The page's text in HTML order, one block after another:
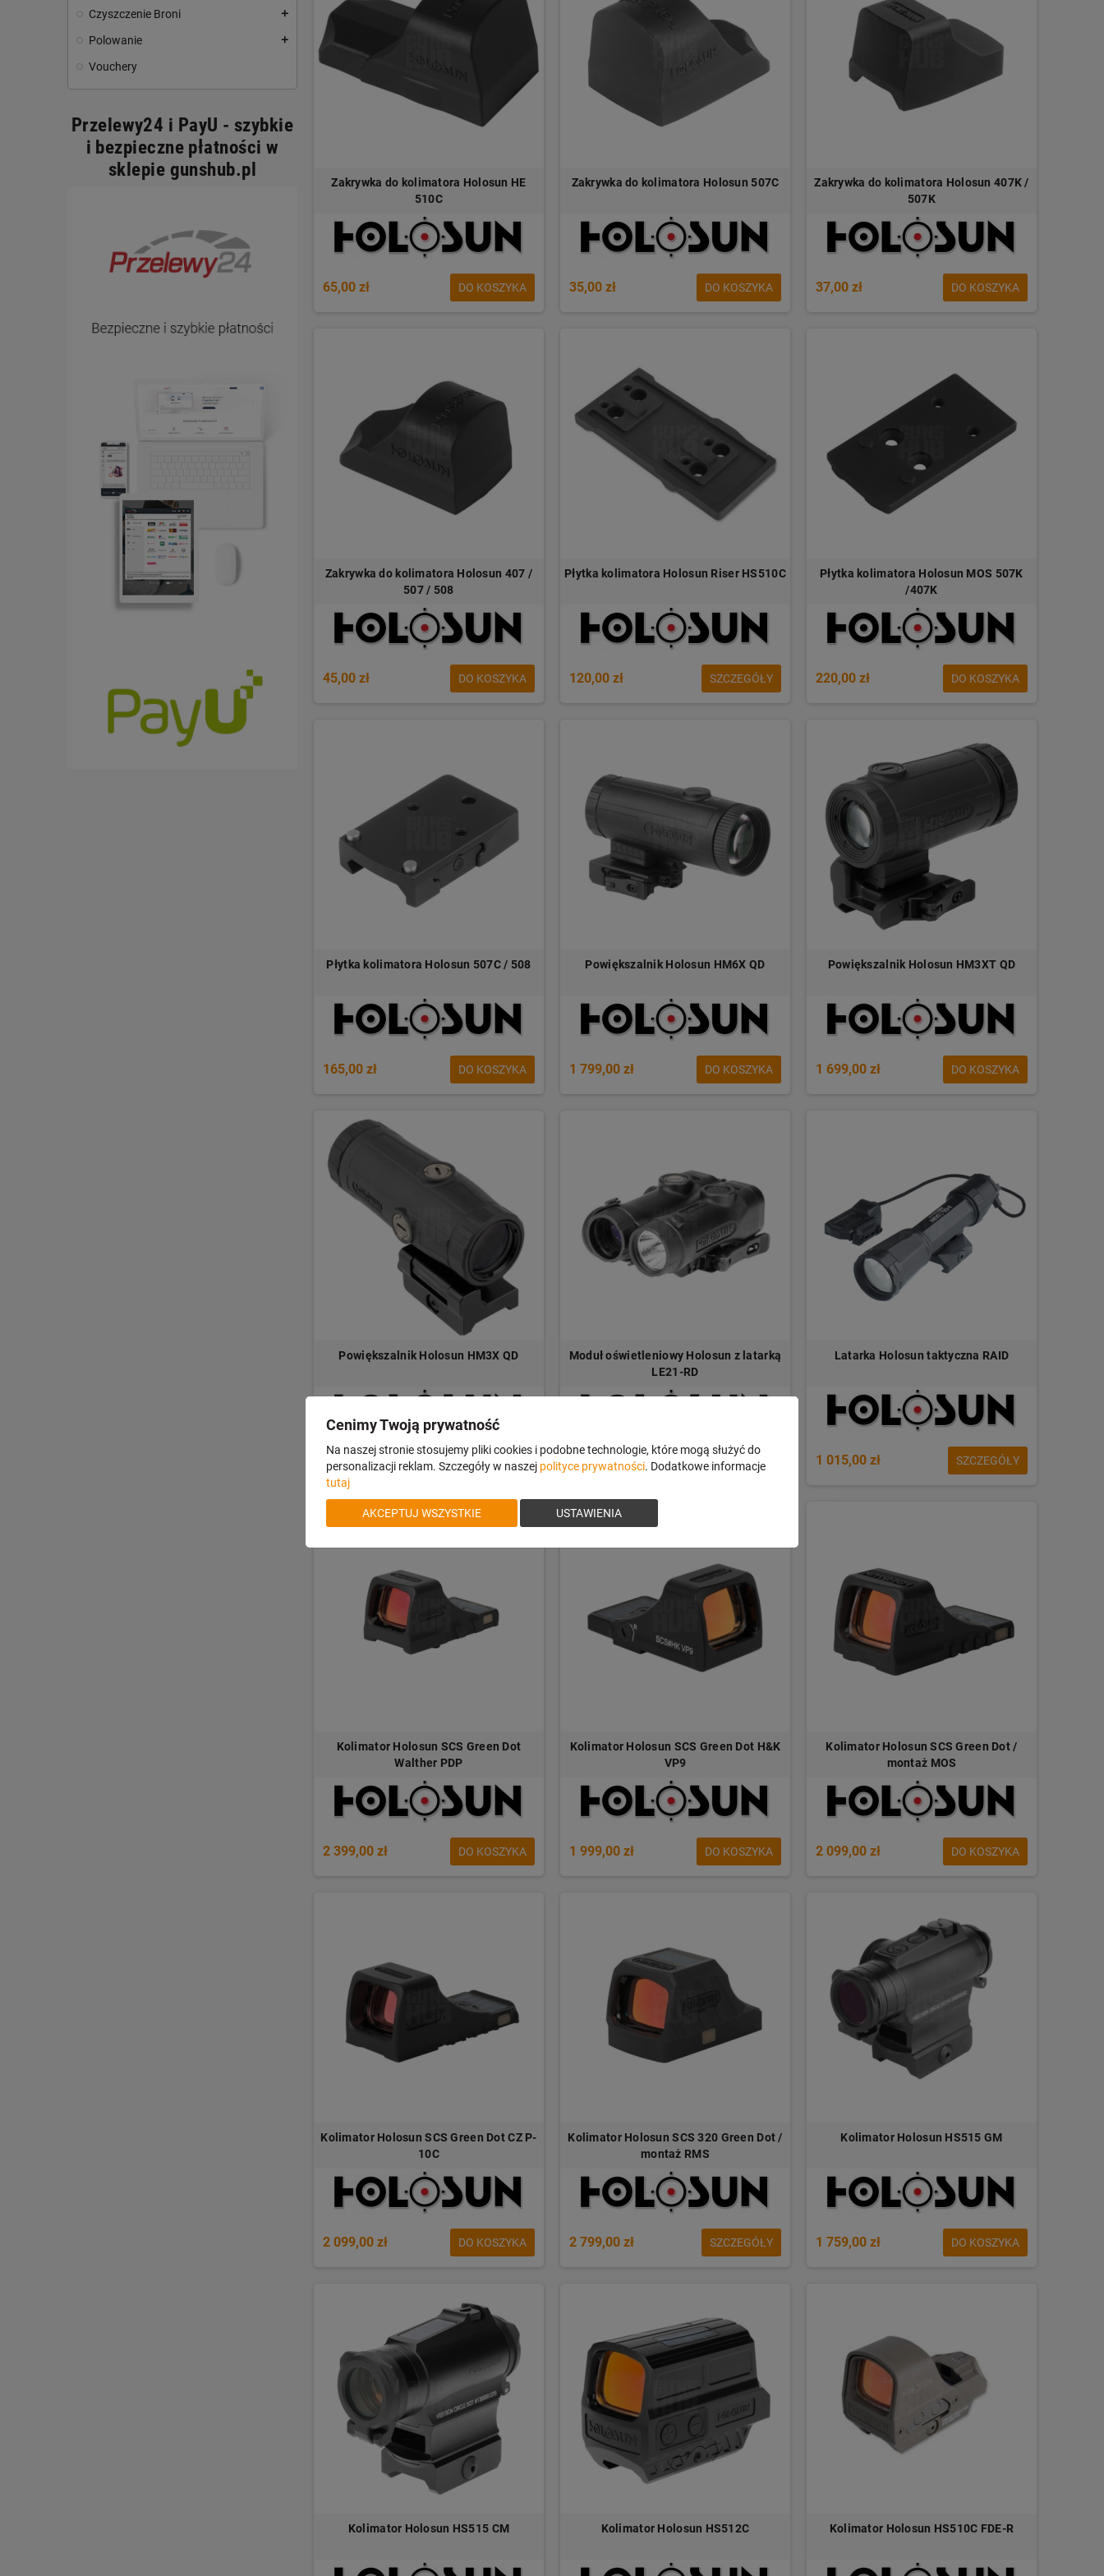
Czyszczenie Broni add
Polowanie add
Vouchery
Przelewy24 i PayU - szybkie
i bezpieczne płatności w
sklepie gunshub.pl
Zakrywka do kolimatora Holosun HE
510C
65,00 zł DO KOSZYKA
Zakrywka do kolimatora Holosun 507C
35,00 zł DO KOSZYKA
Zakrywka do kolimatora Holosun 407K /
507K
37,00 zł DO KOSZYKA
Zakrywka do kolimatora Holosun 407 /
507 / 508
45,00 zł DO KOSZYKA
Płytka kolimatora Holosun Riser HS510C
120,00 zł SZCZEGÓŁY
Płytka kolimatora Holosun MOS 507K
/407K
220,00 zł DO KOSZYKA
Płytka kolimatora Holosun 507C / 508
165,00 zł DO KOSZYKA
Powiększalnik Holosun HM6X QD
1 799,00 zł DO KOSZYKA
Powiększalnik Holosun HM3XT QD
1 699,00 zł DO KOSZYKA
Powiększalnik Holosun HM3X QD
1 199,00 zł SZCZEGÓŁY
Moduł oświetleniowy Holosun z latarką
LE21-RD
6 659,00 zł SZCZEGÓŁY
Latarka Holosun taktyczna RAID
1 015,00 zł SZCZEGÓŁY
Kolimator Holosun SCS Green Dot
Walther PDP
2 399,00 zł DO KOSZYKA
Kolimator Holosun SCS Green Dot H&K
VP9
1 999,00 zł DO KOSZYKA
Kolimator Holosun SCS Green Dot /
montaż MOS
2 099,00 zł DO KOSZYKA
Kolimator Holosun SCS Green Dot CZ P-
10C
2 099,00 zł DO KOSZYKA
Kolimator Holosun SCS 320 Green Dot /
montaż RMS
2 799,00 zł SZCZEGÓŁY
Kolimator Holosun HS515 GM
1 759,00 zł DO KOSZYKA
Kolimator Holosun HS515 CM Kolimator Holosun HS512C Kolimator Holosun HS510C FDE-R
Cenimy Twoją prywatność
Na naszej stronie stosujemy pliki cookies i podobne technologie, które mogą służyć do
personalizacji reklam. Szczegóły w naszej polityce prywatności. Dodatkowe informacje
tutaj
AKCEPTUJ WSZYSTKIE USTAWIENIA